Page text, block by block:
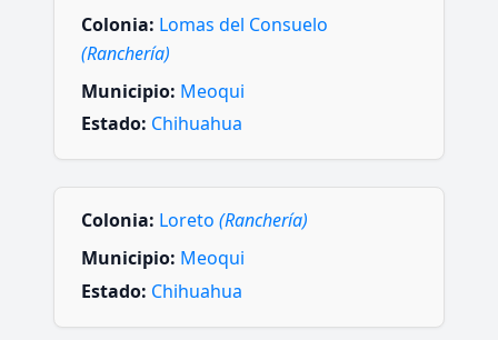
Colonia: Lomas del Consuelo
(Ranchería)
Municipio: Meoqui
Estado: Chihuahua
Colonia: Loreto (Ranchería)
Municipio: Meoqui
Estado: Chihuahua